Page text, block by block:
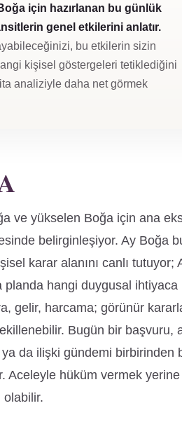
için hazırlanan bu günlük
genel etkilerini anlatır.
bu etkilerin sizin
kişisel göstergeleri tetiklediğini
analiziyle daha net görmek
ve yükselen Boğa için ana
belirginleşiyor. Ay Boğa
karar alanını canlı tutuyor;
hangi duygusal ihtiyaca
gelir, harcama; görünür
Bugün bir başvuru,
ya da ilişki gündemi birbirinden
Aceleyle hüküm vermek
olabilir.